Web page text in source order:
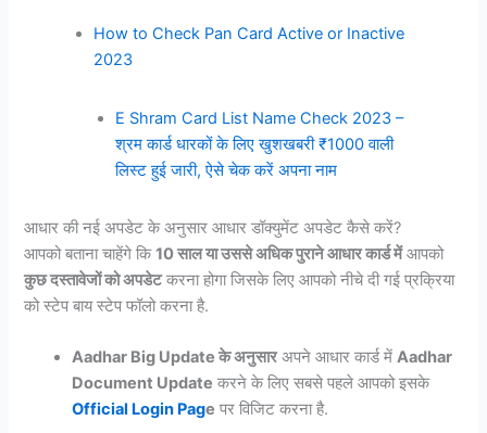
How to Check Pan Card Active or Inactive
2023
E Shram Card List Name Check 2023 –
श्रम कार्ड धारकों के लिए खुशखबरी ₹1000 वाली
लिस्ट हुई जारी, ऐसे चेक करें अपना नाम
आधार की नई अपडेट के अनुसार आधार डॉक्युमेंट अपडेट कैसे करें?
आपको बताना चाहेंगे कि10 साल या उससे अधिक पुराने आधार कार्ड मेंआपको
कुछ दस्तावेजों को अपडेटकरना होगा जिसके लिए आपको नीचे दी गई प्रक्रिया
को स्टेप बाय स्टेप फॉलो करना है.
Aadhar Big Update के अनुसारअपने आधार कार्ड मेंAadhar
Document Update करने के लिए सबसे पहले आपको इसके
Official Login Page पर विजिट करना है.